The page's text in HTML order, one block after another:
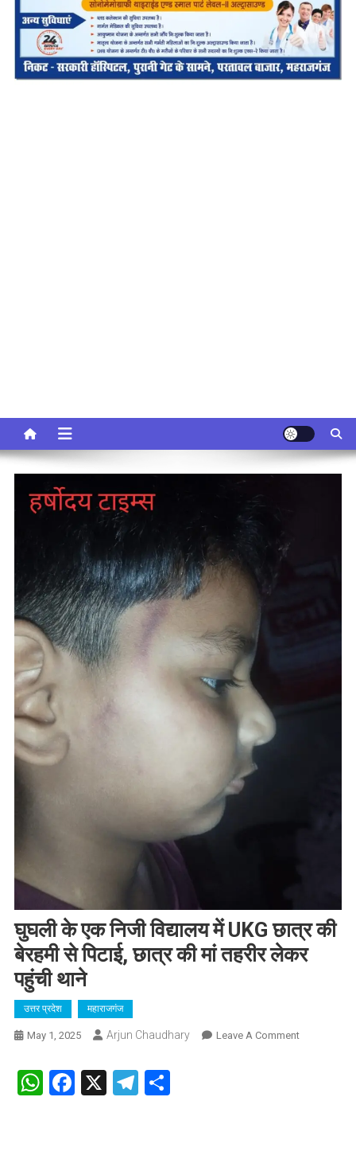
घुघली के एक निजी विद्यालय में UKG छात्र की
बेरहमी से पिटाई, छात्र की मां तहरीर लेकर
पहुंची थाने
उत्तर प्रदेश महाराजगंज
May 1, 2025 Arjun Chaudhary Leave A CommentOn
WhatsApp
Facebook
X Telegram
Share